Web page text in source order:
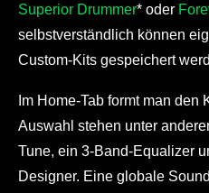
Superior Drummer* oder
selbstverständlich können
Custom-Kits gespeichert
Im Home-Tab formt man den
Auswahl stehen unter
Tune, ein 3-Band-Equalizer
Designer. Eine globale